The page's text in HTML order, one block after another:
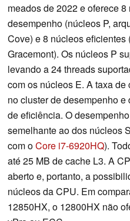
meados de 2022 e oferece
desempenho (núcleos P,
Cove) e 8 núcleos eficientes
Gracemont). Os núcleos P
levando a 24 threads
com os núcleos E. A taxa
no cluster de desempenho
de eficiência. O
semelhante ao dos núcleos
com oCore i7-6920HQ).
até 25 MB de cache L3. A
aberto e, portanto, a
núcleos da CPU. Em
12850HX, o 12800HX não